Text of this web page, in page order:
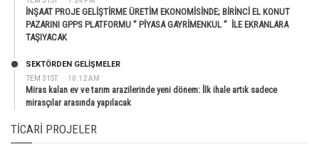
İNŞAAT PROJE GELİŞTİRME ÜRETİM EKONOMİSİNDE; BİRİNCİ EL KONUT
PAZARINI GPPS PLATFORMU ” PİYASA GAYRİMENKUL ” İLE EKRANLARA
TAŞIYACAK
TEM 31ST 10:12 AM
SEKTÖRDEN GELIŞMELER
Miras kalan ev ve tarım arazilerinde yeni dönem: İlk ihale artık sadece
mirasçılar arasında yapılacak
TICARI PROJELER